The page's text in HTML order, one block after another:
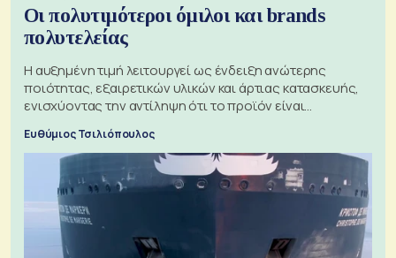
Οι πολυτιμότεροι όμιλοι και brands
πολυτελείας
Η αυξημένη τιμή λειτουργεί ως ένδειξη ανώτερης
ποιότητας, εξαιρετικών υλικών και άρτιας κατασκευής,
ενισχύοντας την αντίληψη ότι το προϊόν είναι
Ευθύμιος Τσιλιόπουλος